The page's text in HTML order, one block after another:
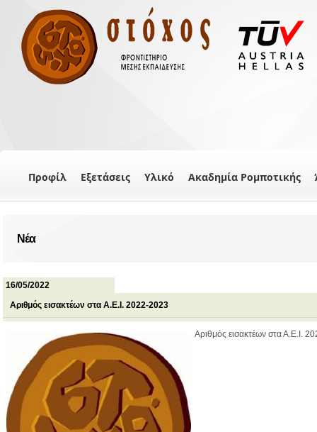
Προφίλ Εξετάσεις Υλικό Ακαδημία Ρομποτικής
Νέα
16/05/2022
Αριθμός εισακτέων στα Α.Ε.Ι. 2022-2023
Αριθμός εισακτέων στα Α.Ε.Ι.